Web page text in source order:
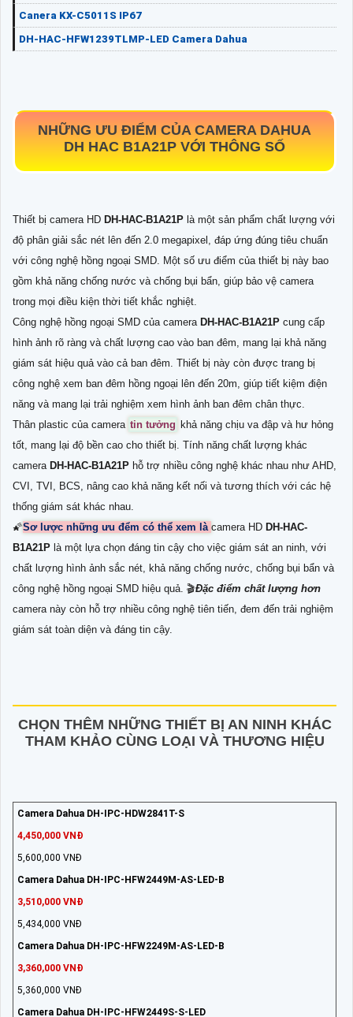
Canera KX-C5011S IP67
DH-HAC-HFW1239TLMP-LED Camera Dahua
NHỮNG ƯU ĐIỂM CỦA CAMERA DAHUA
DH HAC B1A21P VỚI THÔNG SỐ
Thiết bị camera HD DH-HAC-B1A21P là một sản phẩm chất lượng với
độ phân giải sắc nét lên đến 2.0 megapixel, đáp ứng đúng tiêu chuẩn
với công nghệ hồng ngoại SMD. Một số ưu điểm của thiết bị này bao
gồm khả năng chống nước và chống bụi bẩn, giúp bảo vệ camera
trong mọi điều kiện thời tiết khắc nghiệt.
Công nghệ hồng ngoại SMD của camera DH-HAC-B1A21P cung cấp
hình ảnh rõ ràng và chất lượng cao vào ban đêm, mang lại khả năng
giám sát hiệu quả vào cả ban đêm. Thiết bị này còn được trang bị
công nghệ xem ban đêm hồng ngoại lên đến 20m, giúp tiết kiệm điện
năng và mang lại trải nghiệm xem hình ảnh ban đêm chân thực.
Thân plastic của camera tin tưởng khả năng chịu va đập và hư hỏng
tốt, mang lại độ bền cao cho thiết bị. Tính năng chất lượng khác
camera DH-HAC-B1A21P hỗ trợ nhiều công nghệ khác nhau như AHD,
CVI, TVI, BCS, nâng cao khả năng kết nối và tương thích với các hệ
thống giám sát khác nhau.
🌠Sơ lược những ưu đểm có thể xem là camera HD DH-HAC-
B1A21P là một lựa chọn đáng tin cậy cho việc giám sát an ninh, với
chất lượng hình ảnh sắc nét, khả năng chống nước, chống bụi bẩn và
công nghệ hồng ngoại SMD hiệu quả. 🎬Đặc điểm chất lượng hơn
camera này còn hỗ trợ nhiều công nghệ tiên tiến, đem đến trải nghiệm
giám sát toàn diện và đáng tin cậy.
CHỌN THÊM NHỮNG THIẾT BỊ AN NINH KHÁC
THAM KHẢO CÙNG LOẠI VÀ THƯƠNG HIỆU
Camera Dahua DH-IPC-HDW2841T-S
4,450,000 VNĐ
5,600,000 VNĐ
Camera Dahua DH-IPC-HFW2449M-AS-LED-B
3,510,000 VNĐ
5,434,000 VNĐ
Camera Dahua DH-IPC-HFW2249M-AS-LED-B
3,360,000 VNĐ
5,360,000 VNĐ
Camera Dahua DH-IPC-HFW2449S-S-LED